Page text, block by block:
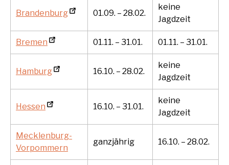
Brandenburg 01.09. – 28.02.
keine
Jagdzeit
Bremen 01.11. – 31.01. 01.11. – 31.01.
Hamburg 16.10. – 28.02.
keine
Jagdzeit
Hessen 16.10. – 31.01.
keine
Jagdzeit
Mecklenburg-
Vorpommern
ganzjährig 16.10. – 28.02.